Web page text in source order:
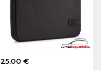
25.00 €